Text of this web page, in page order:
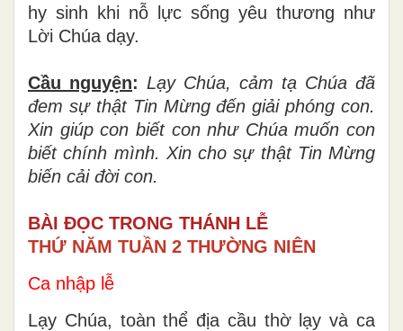
hy sinh khi nỗ lực sống yêu thương như
Lời Chúa dạy.
Cầu nguyện: Lạy Chúa, cảm tạ Chúa đã
đem sựthật Tin Mừngđến giải phóng con.
Xin giúp con biết con nhưChúa muốn con
biết chính mình. Xin cho sựthật Tin Mừng
biến cải đời con.
BÀI ĐỌC TRONG THÁNH LỄ
THỨ NĂM TUẦN 2 THƯỜNG NIÊN
Ca nhập lễ
Lạy Chúa, toàn thể địa cầu thờ lạy và ca